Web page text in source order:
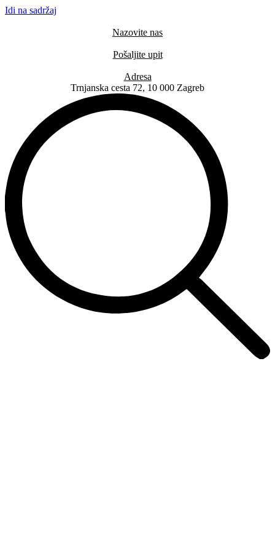
Idi na sadržaj
Nazovite nas
Pošaljite upit
Adresa
Trnjanska cesta 72, 10 000 Zagreb